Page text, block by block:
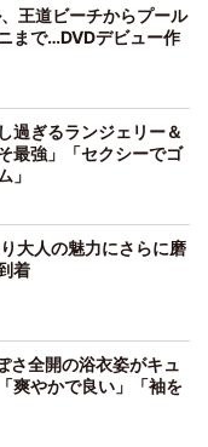
王道ビーチからプール
まで…DVDデビュー作
過ぎるランジェリー＆
最強」「セクシーでゴ
」
大人の魅力にさらに磨
着
さ全開の浴衣姿がキュ
爽やかで良い」「袖を